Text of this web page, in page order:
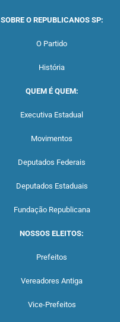
SOBRE O REPUBLICANOS SP:
O Partido
História
QUEM É QUEM:
Executiva Estadual
Movimentos
Deputados Federais
Deputados Estaduais
Fundação Republicana
NOSSOS ELEITOS:
Prefeitos
Vereadores Antiga
Vice-Prefeitos